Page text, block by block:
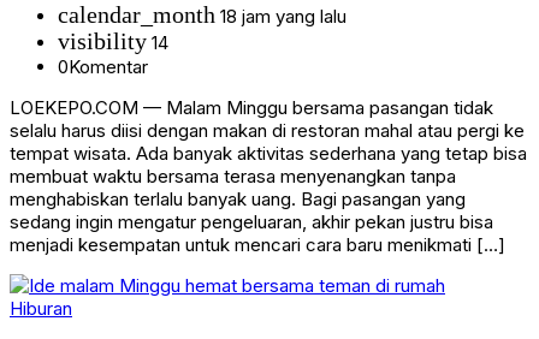
calendar_month 18 jam yang lalu
visibility 14
0Komentar
LOEKEPO.COM — Malam Minggu bersama pasangan tidak
selalu harus diisi dengan makan di restoran mahal atau pergi ke
tempat wisata. Ada banyak aktivitas sederhana yang tetap bisa
membuat waktu bersama terasa menyenangkan tanpa
menghabiskan terlalu banyak uang. Bagi pasangan yang
sedang ingin mengatur pengeluaran, akhir pekan justru bisa
menjadi kesempatan untuk mencari cara baru menikmati […]
Hiburan